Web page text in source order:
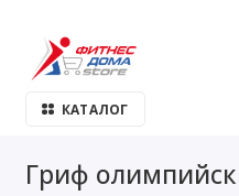
КАТАЛОГ
Гриф